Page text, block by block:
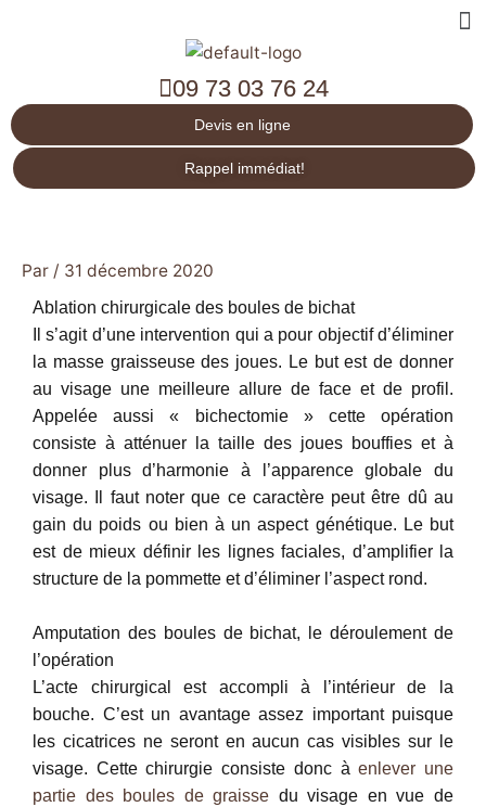
09 73 03 76 24
Devis en ligne
Rappel immédiat!
Par / 31 décembre 2020
Ablation chirurgicale des boules de bichat
Il s’agit d’une intervention qui a pour objectif d’éliminer
la masse graisseuse des joues. Le but est de donner
au visage une meilleure allure de face et de profil.
Appelée aussi « bichectomie » cette opération
consiste à atténuer la taille des joues bouffies et à
donner plus d’harmonie à l’apparence globale du
visage. Il faut noter que ce caractère peut être dû au
gain du poids ou bien à un aspect génétique. Le but
est de mieux définir les lignes faciales, d’amplifier la
structure de la pommette et d’éliminer l’aspect rond.
Amputation des boules de bichat, le déroulement de
l’opération
L’acte chirurgical est accompli à l’intérieur de la
bouche. C’est un avantage assez important puisque
les cicatrices ne seront en aucun cas visibles sur le
visage. Cette chirurgie consiste donc àenlever une
partie des boules de graisse du visage en vue de